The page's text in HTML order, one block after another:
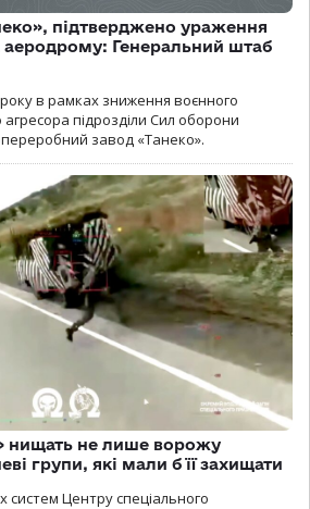
підтверджено ураження
аеродрому: Генеральний штаб
в рамках зниження воєнного
агресора підрозділи Сил оборони
завод «Танеко».
нищать не лише ворожу
групи, які мали б її захищати
систем Центру спеціального